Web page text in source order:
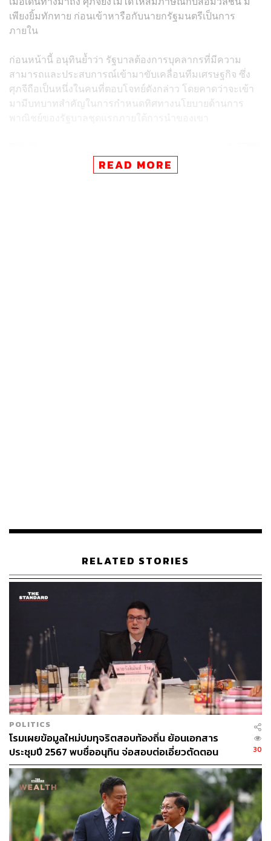
เพียงยิ้มทักทาย ก่อนเข้าหารือกับนายกรัฐมนตรีเป็นการ
ภายใน
ก่อนหน้านี้ อนุทินย้ำว่า รัฐบาลต้องการบุคลากรที่มีความ
สามารถและประสบการณ์เข้ามาขับเคลื่อนทีมเศรษฐกิจ ซึ่ง
ศุภจีถือเป็นหนึ่งในคนที่ตอบโจทย์ดังกล่าว โดยคาดว่าจะเข้า
มามีบทบาทสำคัญในการกำหนดทิศทางนโยบายด้านการ
READ MORE
RELATED STORIES
POLITICS
โรมเผยข้อมูลใหม่ปมทุจริตสอบท้องถิ่น ย้อนเอกสาร
ประชุมปี 2567 พบชื่ออนุทิน จ่อสอบต่อเอี่ยวตัดตอน
ม.บูรพา หรือไม่
30